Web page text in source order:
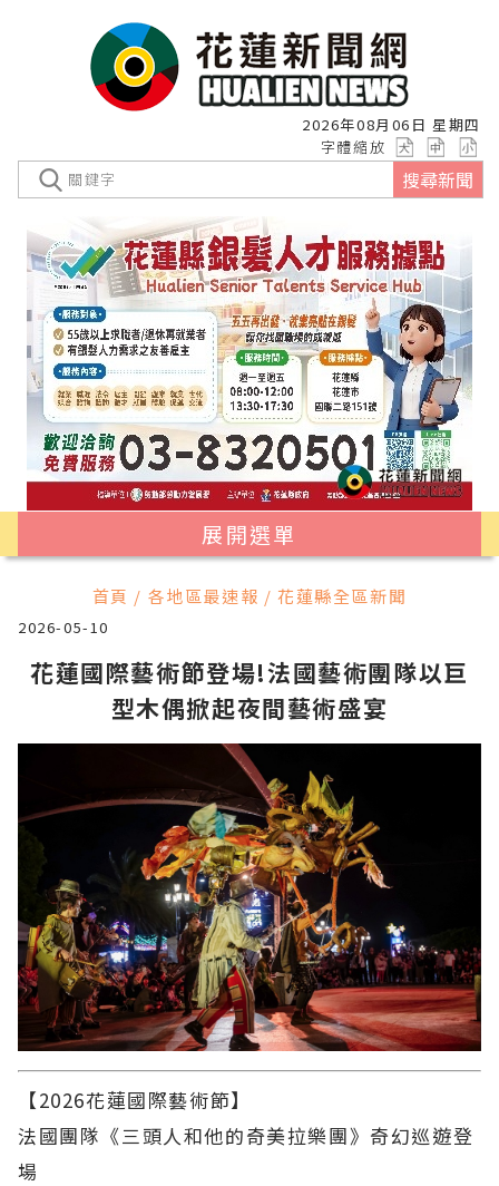
2026年08月06日 星期四
字體縮放
搜尋新聞
展開選單
首頁 / 各地區最速報 / 花蓮縣全區新聞
2026-05-10
花蓮國際藝術節登場!法國藝術團隊以巨
型木偶掀起夜間藝術盛宴
【2026花蓮國際藝術節】
法國團隊《三頭人和他的奇美拉樂團》奇幻巡遊登
場